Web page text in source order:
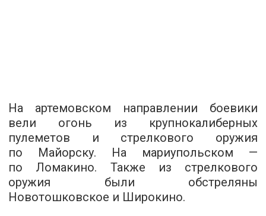
На артемовском направлении боевики
вели огонь из крупнокалиберных
пулеметов и стрелкового оружия
по Майорску. На мариупольском —
по Ломакино. Также из стрелкового
оружия были обстреляны
Новотошковское и Широкино.